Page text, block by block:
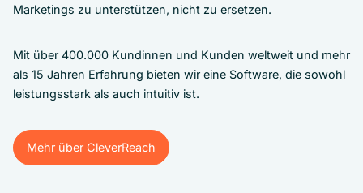
Marketings zu unterstützen, nicht zu ersetzen.
Mit über 400.000 Kundinnen und Kunden weltweit und mehr
als 15 Jahren Erfahrung bieten wir eine Software, die sowohl
leistungsstark als auch intuitiv ist.
Mehr über CleverReach
Mehr über CleverReach